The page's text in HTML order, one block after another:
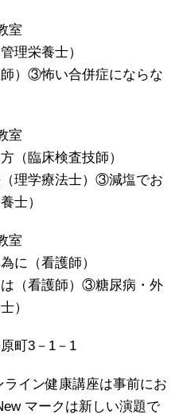
室
理栄養士）
）③怖い合併症にならな
室
（臨床検査技師）
理学療法士）③減塩でお
士）
室
に（看護師）
（看護師）③糖尿病・外
）
町3－1－1
イン健康講座は事前にお
マークは新しい演題で